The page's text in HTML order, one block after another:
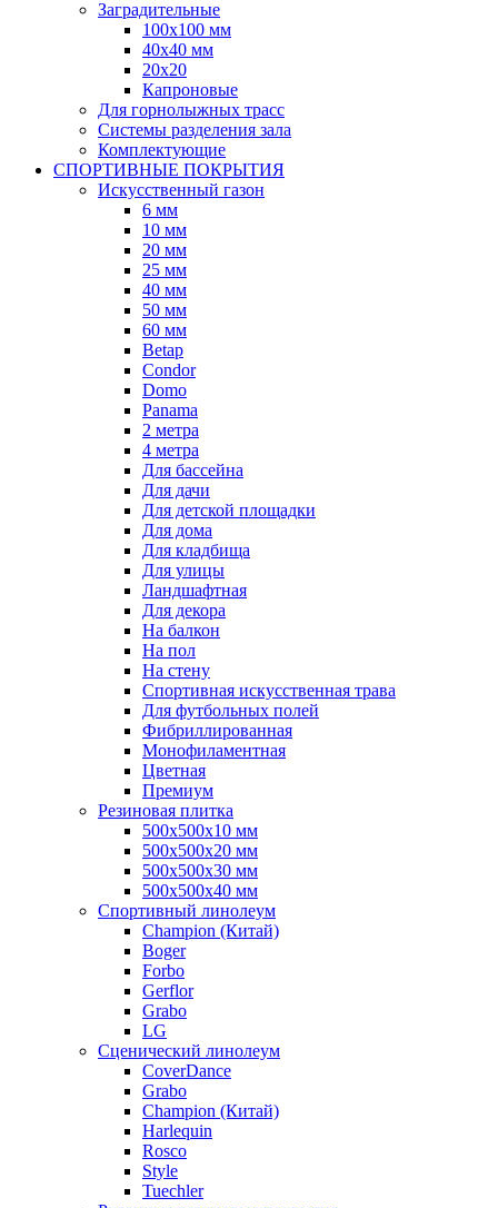
Заградительные
100х100 мм
40х40 мм
20х20
Капроновые
Для горнолыжных трасс
Системы разделения зала
Комплектующие
СПОРТИВНЫЕ ПОКРЫТИЯ
Искусственный газон
6 мм
10 мм
20 мм
25 мм
40 мм
50 мм
60 мм
Betap
Condor
Domo
Panama
2 метра
4 метра
Для бассейна
Для дачи
Для детской площадки
Для дома
Для кладбища
Для улицы
Ландшафтная
Для декора
На балкон
На пол
На стену
Спортивная искусственная трава
Для футбольных полей
Фибриллированная
Монофиламентная
Цветная
Премиум
Резиновая плитка
500х500х10 мм
500х500х20 мм
500х500х30 мм
500х500х40 мм
Спортивный линолеум
Champion (Китай)
Boger
Forbo
Gerflor
Grabo
LG
Сценический линолеум
CoverDance
Grabo
Champion (Китай)
Harlequin
Rosco
Style
Tuechler